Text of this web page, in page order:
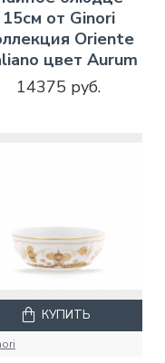
15см от Ginori
Oriente
цвет Aurum
14375 руб.
КУПИТЬ